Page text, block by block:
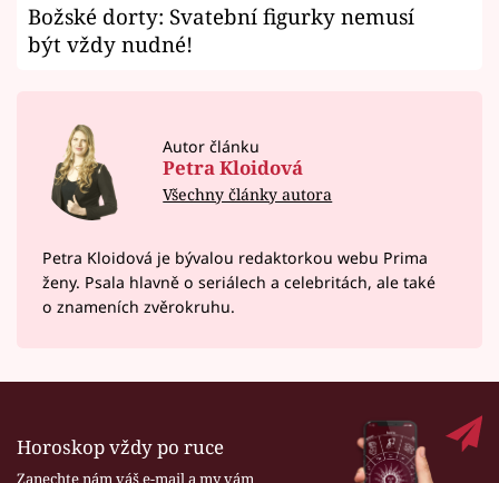
Božské dorty: Svatební figurky nemusí
být vždy nudné!
Autor článku
Petra Kloidová
Všechny články autora
Petra Kloidová je bývalou redaktorkou webu Prima
ženy. Psala hlavně o seriálech a celebritách, ale také
o znameních zvěrokruhu.
Horoskop vždy po ruce
Zanechte nám váš e-mail a my vám